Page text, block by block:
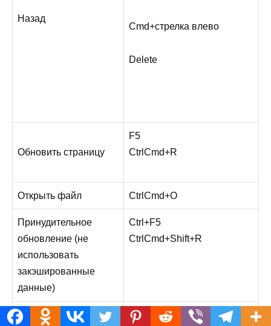
Назад
Cmd+стрелка влево
Delete
Обновить страницу
F5
CtrlCmd+R
Открыть файл CtrlCmd+O
Принудительное
обновление (не
использовать
закэшированные
данные)
Ctrl+F5
CtrlCmd+Shift+R
Cmd